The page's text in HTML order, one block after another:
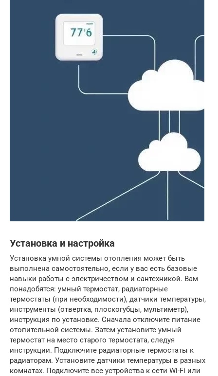
Установка и настройка
Установка умной системы отопления может быть
выполнена самостоятельно, если у вас есть базовые
навыки работы с электричеством и сантехникой. Вам
понадобятся: умный термостат, радиаторные
термостаты (при необходимости), датчики температуры,
инструменты (отвертка, плоскогубцы, мультиметр),
инструкция по установке. Сначала отключите питание
отопительной системы. Затем установите умный
термостат на место старого термостата, следуя
инструкции. Подключите радиаторные термостаты к
радиаторам. Установите датчики температуры в разных
комнатах. Подключите все устройства к сети Wi-Fi или